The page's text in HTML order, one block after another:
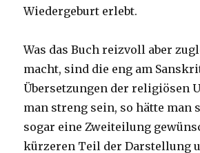
Wiedergeburt erlebt.
Was das Buch reizvoll aber
macht, sind die eng am
Übersetzungen der religiösen
man streng sein, so hätte man
sogar eine Zweiteilung
kürzeren Teil der Darstellung